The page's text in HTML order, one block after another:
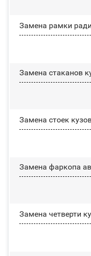
Замена рамки
Замена стаканов
Замена стоек
Замена фаркопа
Замена четверти